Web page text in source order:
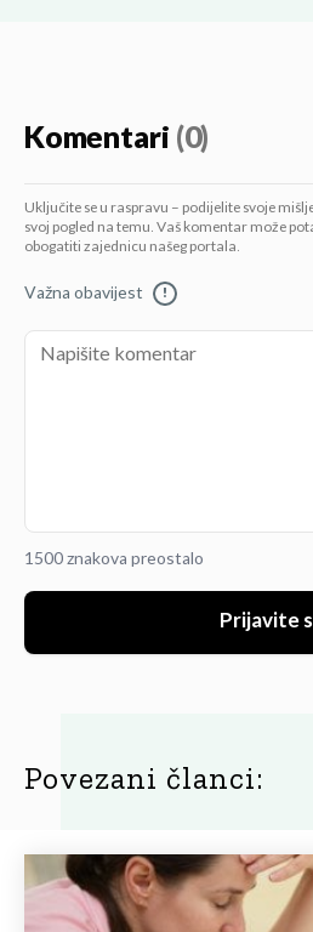
Komentari (0)
Uključite se u raspravu – podijelite svoje
svoj pogled na temu. Vaš komentar može
obogatiti zajednicu našeg portala.
Važna obavijest !
1500 znakova preostalo
Prijavite
Povezani članci: